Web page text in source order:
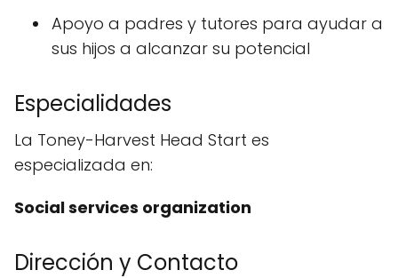
Apoyo a padres y tutores para ayudar a
sus hijos a alcanzar su potencial
Especialidades
La Toney-Harvest Head Start es
especializada en:
Social services organization
Dirección y Contacto